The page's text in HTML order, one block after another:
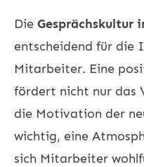
Die Gesprächskultur
entscheidend für die
Mitarbeiter. Eine
fördert nicht nur das
die Motivation der
wichtig, eine
sich Mitarbeiter